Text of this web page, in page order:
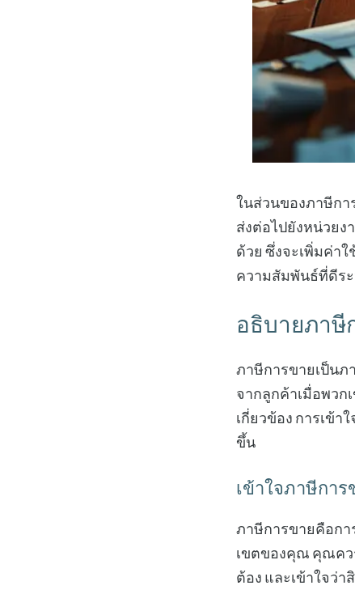
ในส่วนของภาษีกา
ส่งต่อไปยังหน่วยง
ด้วย ซึ่งจะเพิ่มค่า
ความสัมพันธ์ที่ดีร
อธิบายภาษี
ภาษีการขายเป็น
จากลูกค้าเมื่อพว
เกี่ยวข้อง การเข้
ขึ้น
เข้าใจภาษีการ
ภาษีการขายคือกา
เขตของคุณ คุณคว
ต้อง และเข้าใจว่